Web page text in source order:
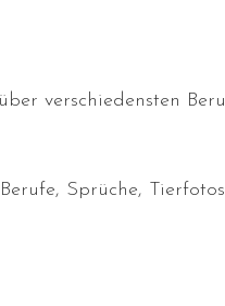
verschiedensten
Sprüche, Tierfotos